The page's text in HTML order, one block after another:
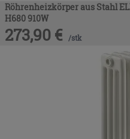
Röhrenheizkörper aus Stahl
H680 910W
273,90 € /stk